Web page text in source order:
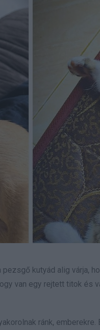
kutyád alig várja,
van egy rejtett titok és
ránk,